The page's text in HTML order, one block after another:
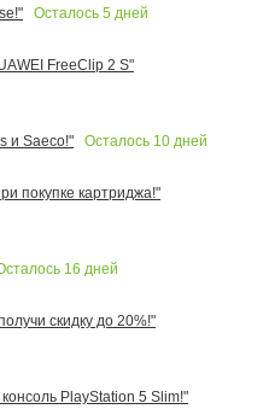
Осталось 5 дней
FreeClip 2 S"
и Saeco!"
Осталось 10 дней
покупке картриджа!"
16 дней
скидку до 20%!"
PlayStation 5 Slim!"